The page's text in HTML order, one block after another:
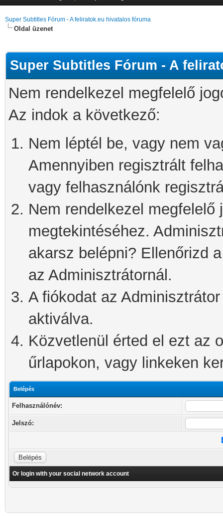
Super Subtitles Fórum - A feliratok.eu hivatalos fóruma
Oldal üzenet
Super Subtitles Fórum - A
Nem rendelkezel megfelelő
Az indok a következő:
Nem léptél be, vagy nem
Amennyiben regisztrált
vagy felhasználónk
Nem rendelkezel megfelelő
megtekintéséhez.
akarsz belépni? Ellenőrizd
az Adminisztrátornál.
A fiókodat az
aktiválva.
Közvetlenül érted el ezt az
űrlapokon, vagy linkeken
Belépés
Felhasználónév:
Jelszó:
Or login with your social network account